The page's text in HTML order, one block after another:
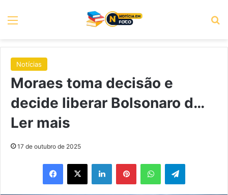
Menu
Notícias
Moraes toma decisão e
decide liberar Bolsonaro d…
Ler mais
17 de outubro de 2025
Facebook
X LinkedinPinterestWhatsAppTelegram